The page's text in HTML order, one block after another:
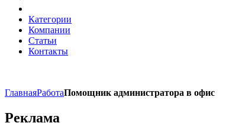
Категории
Компании
Статьи
Контакты
ГлавнаяРаботаПомощник администратора в офис
Реклама